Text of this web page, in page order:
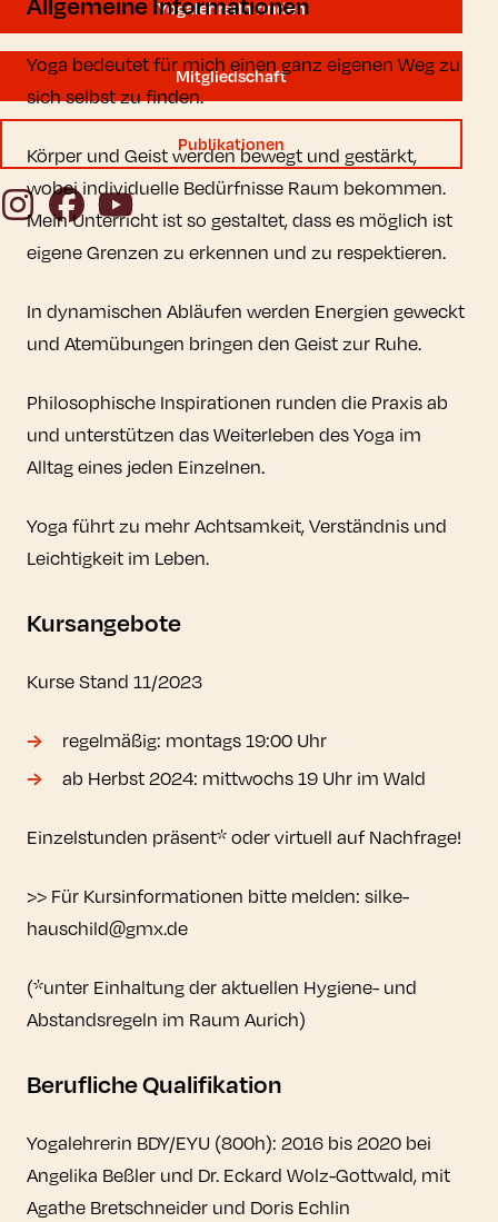
YogalehrerIn finden
Mitgliedschaft
Publikationen
InstagramFacebookYouTube
Yoga bedeutet für mich einen ganz eigenen Weg zu
sich selbst zu finden.
Körper und Geist werden bewegt und gestärkt,
wobei individuelle Bedürfnisse Raum bekommen.
Mein Unterricht ist so gestaltet, dass es möglich ist
eigene Grenzen zu erkennen und zu respektieren.
In dynamischen Abläufen werden Energien geweckt
und Atemübungen bringen den Geist zur Ruhe.
Philosophische Inspirationen runden die Praxis ab
und unterstützen das Weiterleben des Yoga im
Alltag eines jeden Einzelnen.
Yoga führt zu mehr Achtsamkeit, Verständnis und
Leichtigkeit im Leben.
Kursangebote
Kurse Stand 11/2023
regelmäßig: montags 19:00 Uhr
ab Herbst 2024: mittwochs 19 Uhr im Wald
Einzelstunden präsent* oder virtuell auf Nachfrage!
>> Für Kursinformationen bitte melden: silke-
hauschild@gmx.de
(*unter Einhaltung der aktuellen Hygiene- und
Abstandsregeln im Raum Aurich)
Berufliche Qualifikation
Yogalehrerin BDY/EYU (800h): 2016 bis 2020 bei
Angelika Beßler und Dr. Eckard Wolz-Gottwald, mit
Agathe Bretschneider und Doris Echlin